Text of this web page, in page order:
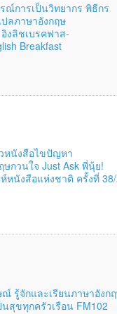
ณ์การเป็นวิทยากร พิธีกร
ลภาษาอังกฤษ
งลิชเบรคฟาส-
Breakfast
หนังสือไขปัญหา
ษกวนใจ Just Ask พี่นุ้ย!
หนังสือแห่งชาติ ครั้งที่
รู้จักและเรียนภาษาอังก
นสุขทุกครัวเรือน FM102